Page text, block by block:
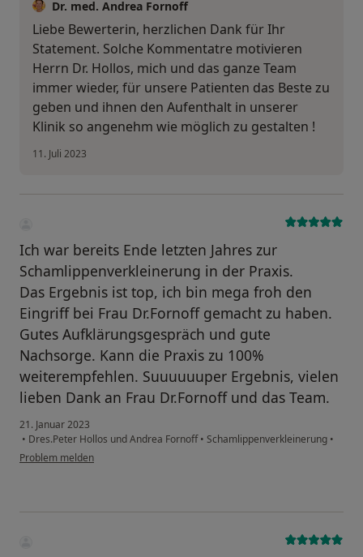
Dr. med. Andrea Fornoff
Liebe Bewerterin, herzlichen Dank für Ihr
Statement. Solche Kommentatre motivieren
Herrn Dr. Hollos, mich und das ganze Team
immer wieder, für unsere Patienten das Beste zu
geben und ihnen den Aufenthalt in unserer
Klinik so angenehm wie möglich zu gestalten !
11. Juli 2023
Ich war bereits Ende letzten Jahres zur
Schamlippenverkleinerung in der Praxis.
Das Ergebnis ist top, ich bin mega froh den
Eingriff bei Frau Dr.Fornoff gemacht zu haben.
Gutes Aufklärungsgespräch und gute
Nachsorge. Kann die Praxis zu 100%
weiterempfehlen. Suuuuuuper Ergebnis, vielen
lieben Dank an Frau Dr.Fornoff und das Team.
21. Januar 2023
• Dres.Peter Hollos und Andrea Fornoff• Schamlippenverkleinerung •
Problem melden